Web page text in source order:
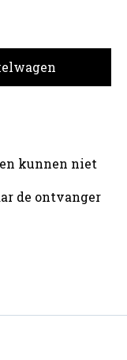
kunnen niet
de ontvanger